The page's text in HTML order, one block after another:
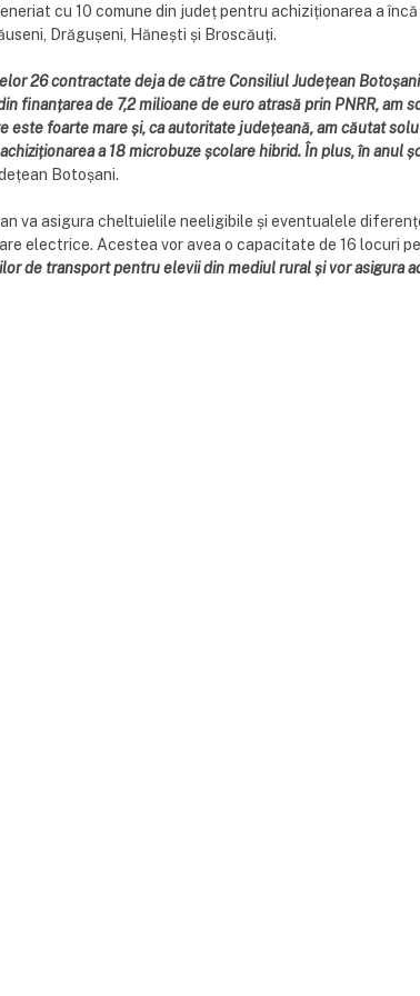
cu 10 comune din județ pentru achiziționarea a
Drăgușeni, Hănești și Broscăuți.
26 contractate deja de către Consiliul Județean
finanțarea de 7,2 milioane de euro atrasă prin PNRR,
este foarte mare și, ca autoritate județeană, am căutat
a 18 microbuze școlare hibrid. În plus, în
Botoșani.
va asigura cheltuielile neeligibile și eventualele
electrice. Acestea vor avea o capacitate de 16 locuri
de transport pentru elevii din mediul rural și vor